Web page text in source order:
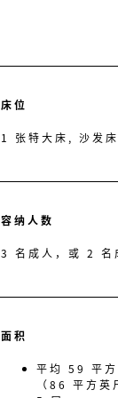
床位
1 张特大床, 沙发
容纳人数
3 名成人，或 2 名
面积
平均 59 平
（86 平方英